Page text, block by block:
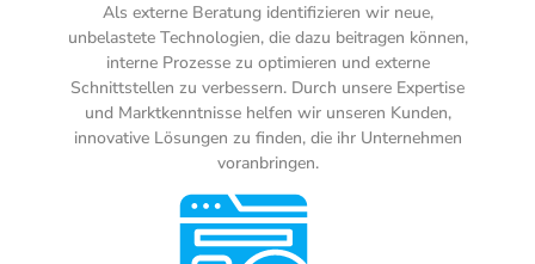
Als externe Beratung identifizieren wir neue,
unbelastete Technologien, die dazu beitragen können,
interne Prozesse zu optimieren und externe
Schnittstellen zu verbessern. Durch unsere Expertise
und Marktkenntnisse helfen wir unseren Kunden,
innovative Lösungen zu finden, die ihr Unternehmen
voranbringen.